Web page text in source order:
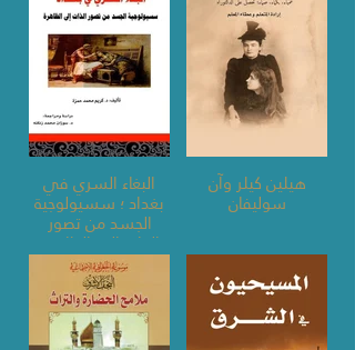
البغاء السري في
بغداد ؛ سسيولوجية
الجسد من تصور
الذات إلى الظاهرة
هيلين كيلر وآن
سوليفان